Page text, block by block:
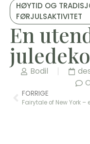
HØYTID OG
FØRJULSAKTIVITET
En
Bodil
FORRIGE